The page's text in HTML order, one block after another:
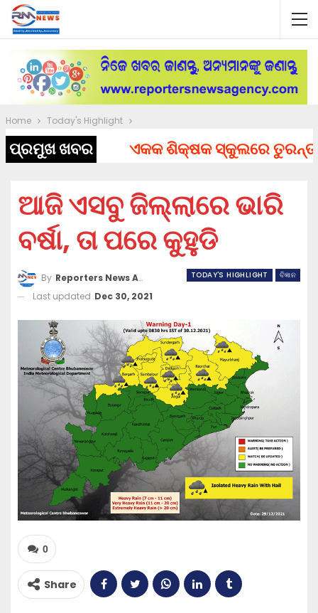
Home Today's Highlight
ପ୍ରମୁଖ ଖବର ଏକକ ଶିକ୍ଷକ ସ୍କୁଲରେ ତୁରନ୍ତ
ଆଜି ଏସବୁ ଜିଲ୍ଲାରେ ଭାରି
ବର୍ଷା, ତା ପରେ କୁହୁଡି
TODAY'S HIGHLIGHT ବିଜ୍ଞାନ
By Reporters News Agency
Last updated Dec 30, 2021
0
Share